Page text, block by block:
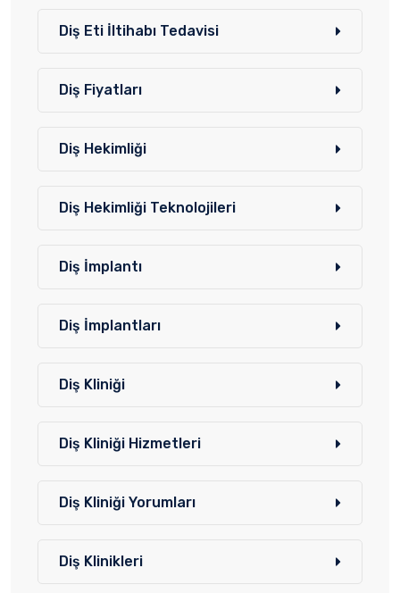
Diş Eti İltihabı Tedavisi
Diş Fiyatları
Diş Hekimliği
Diş Hekimliği Teknolojileri
Diş İmplantı
Diş İmplantları
Diş Kliniği
Diş Kliniği Hizmetleri
Diş Kliniği Yorumları
Diş Klinikleri